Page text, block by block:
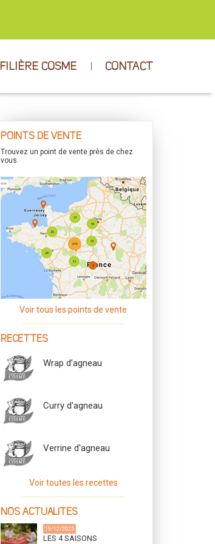
FILIÈRE COSME CONTACT
POINTS DE VENTE
Trouvez un point de vente près de chez
vous.
Voir tous les points de vente
RECETTES
Wrap d’agneau
Curry d'agneau
Verrine d'agneau
Voir toutes les recettes
NOS ACTUALITES
19/12/2025
LES 4 SAISONS